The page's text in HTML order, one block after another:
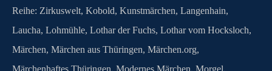
Reihe: Zirkuswelt, Kobold, Kunstmärchen, Langenhain,
Laucha, Lohmühle, Lothar der Fuchs, Lothar vom Hocksloch,
Märchen, Märchen aus Thüringen, Märchen.org,